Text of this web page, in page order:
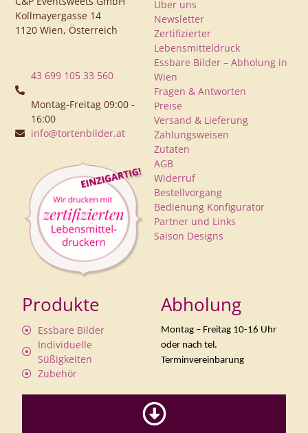
Kollmayergasse 14
1120 Wien, Österreich
43 699 105 33 560
Montag-Freitag 09:00 -
16:00
info@tortenbilder.at
Über uns
Newsletter
Zertifizierter
Lebensmitteldruck
Essbare Bilder – Abholung in
Wien
Fragen & Antworten
Preise
Versand & Lieferung
Zahlungsweisen
Zutaten
AGB
Widerruf
Bestellvorgang
Bedienung Konfigurator
Partner und Links
Saison Designs
Produkte
Essbare Bilder
Individuelle
Süßigkeiten
Zubehör
Abholung
Montag – Freitag 10-16 Uhr
oder nach tel.
Terminvereinbarung